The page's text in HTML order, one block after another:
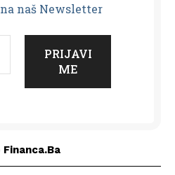
na naš Newsletter